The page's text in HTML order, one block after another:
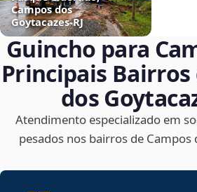
Campos dos
Goytacazes‑RJ
Guincho para
Principais Bairros
dos
Atendimento especializado em
pesados nos bairros de Campos